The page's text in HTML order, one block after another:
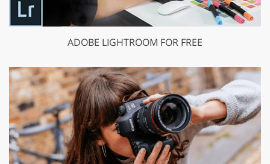
ADOBE LIGHTROOM FOR FREE